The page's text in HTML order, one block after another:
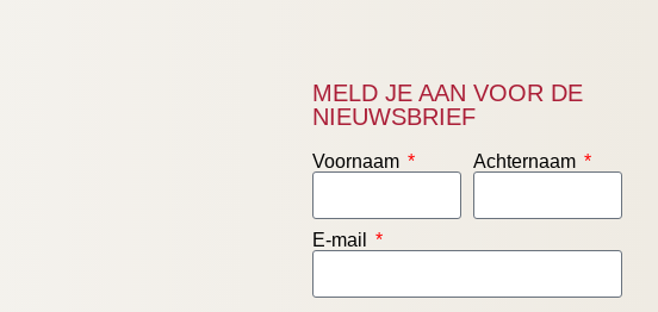
MELD JE AAN VOOR DE
NIEUWSBRIEF
Voornaam Achternaam
E-mail